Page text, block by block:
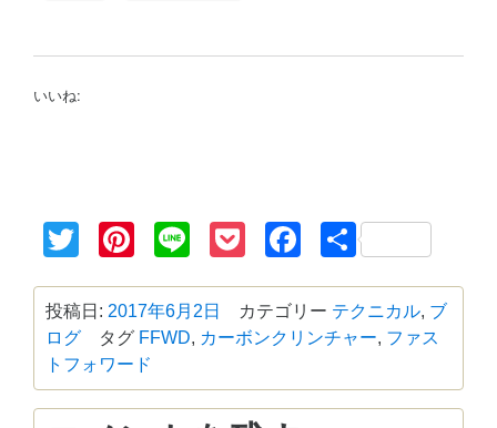
いいね:
TwitterPinterest
Line PocketFacebook
共
投稿日: 2017年6月2日 カテゴリー テクニカル, ブ
ログ
タグ FFWD, カーボンクリンチャー, ファス
トフォワード